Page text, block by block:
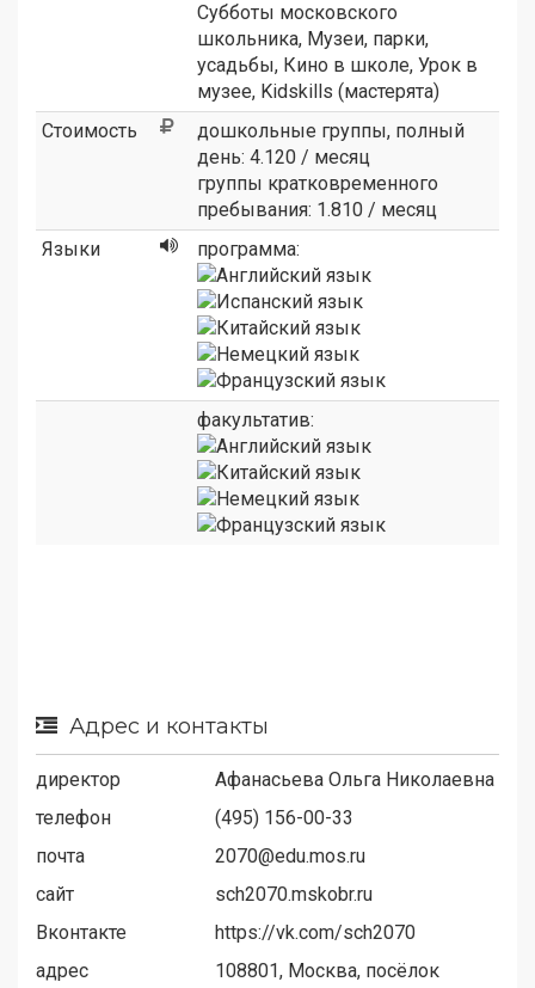
Субботы московского
школьника, Музеи, парки,
усадьбы, Кино в школе, Урок в
музее, Kidskills (мастерята)
Стоимость
дошкольные группы, полный
день: 4.120 / месяц
группы кратковременного
пребывания: 1.810 / месяц
Языки
программа:
факультатив:
Адрес и контакты
директор
Афанасьева Ольга Николаевна
телефон
(495) 156-00-33
почта
2070@edu.mos.ru
сайт
sch2070.mskobr.ru
Вконтакте
https://vk.com/sch2070
адрес
108801, Москва, посёлок